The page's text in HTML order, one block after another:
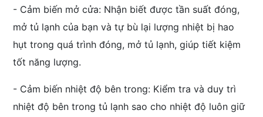
- Cảm biến mở cửa: Nhận biết được tần suất đóng,
mở tủ lạnh của bạn và tự bù lại lượng nhiệt bị hao
hụt trong quá trình đóng, mở tủ lạnh, giúp tiết kiệm
tốt năng lượng.
- Cảm biến nhiệt độ bên trong: Kiểm tra và duy trì
nhiệt độ bên trong tủ lạnh sao cho nhiệt độ luôn giữ